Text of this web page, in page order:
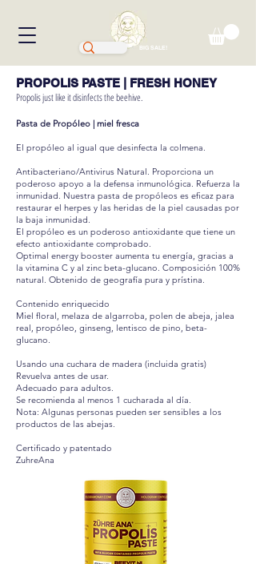
BIG SALE!
Pasta de Propóleo | miel fresca
El propóleo al igual que desinfecta la colmena.
Antibacteriano/Antivirus Natural. Proporciona un
poderoso apoyo a la defensa inmunológica. Refuerza la
inmunidad. Nuestra pasta de propóleos es eficaz para
restaurar el herpes y las heridas de la piel causadas por
la baja inmunidad.
El propóleo es un poderoso antioxidante que tiene un
efecto antioxidante comprobado.
Optimal energy booster aumenta tu energía, gracias a
la vitamina C y al zinc beta-glucano. Composición 100%
natural. Obtenido de geografía pura y prístina.
Contenido enriquecido
Miel floral, melaza de algarroba, polen de abeja, jalea
real, propóleo, ginseng, lentisco de pino, beta-
glucano.
Usando una cuchara de madera (incluida gratis)
Revuelva antes de usar.
Adecuado para adultos.
Se recomienda al menos 1 cucharada al día.
Nota: Algunas personas pueden ser sensibles a los
productos de las abejas.
Certificado y patentado
ZuhreAna
PROPOLIS PASTE | FRESH HONEY
Propolis just like it disinfects the beehive.